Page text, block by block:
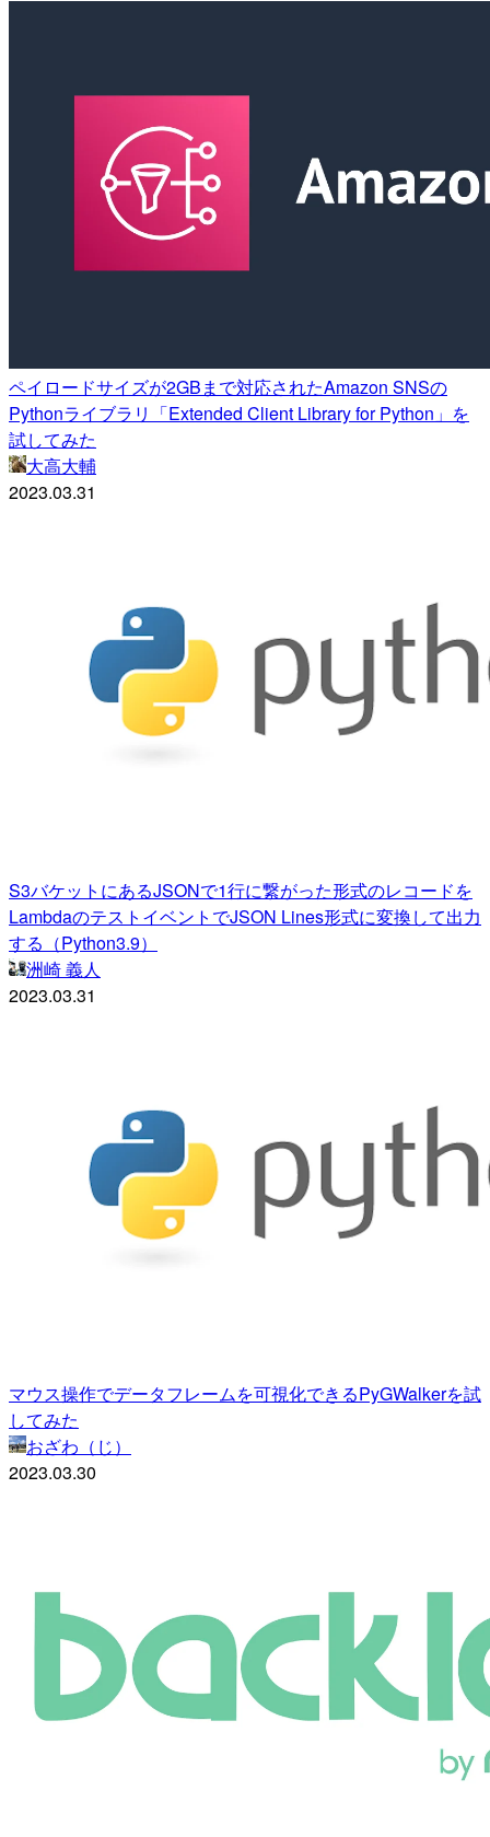
ペイロードサイズが2GBまで対応されたAmazon SNSの
Pythonライブラリ「Extended Client Library for Python」を
試してみた
大高大輔
2023.03.31
S3バケットにあるJSONで1行に繋がった形式のレコードを
LambdaのテストイベントでJSON Lines形式に変換して出力
する（Python3.9）
洲崎 義人
2023.03.31
マウス操作でデータフレームを可視化できるPyGWalkerを試
してみた
おざわ（じ）
2023.03.30